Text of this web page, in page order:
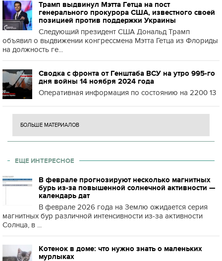
Трамп выдвинул Мэтта Гетца на пост
генерального прокурора США, известного своей
позицией против поддержки Украины
Следующий президент США Дональд Трамп
объявил о выдвижении конгрессмена Мэтта Гетца из Флориды
на должность ге...
Сводка с фронта от Генштаба ВСУ на утро 995-го
дня войны 14 ноября 2024 года
Оперативная информация по состоянию на 2200 13
БОЛЬШЕ МАТЕРИАЛОВ
ЕЩЕ ИНТЕРЕСНОЕ
В феврале прогнозируют несколько магнитных
бурь из-за повышенной солнечной активности —
календарь дат
В феврале 2026 года на Землю ожидается серия
магнитных бур различной интенсивности из-за активности
Солнца, в ...
Котенок в доме: что нужно знать о маленьких
мурлыках